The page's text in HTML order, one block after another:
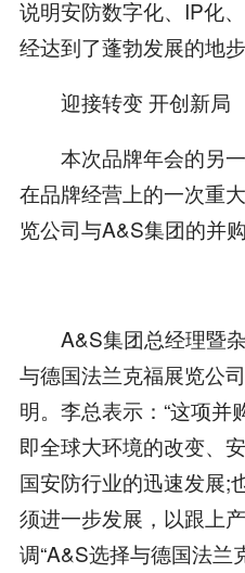
说明安防数字化、IP化
经达到了蓬勃发展的地步
迎接转变 开创新局
本次品牌年会的另一
在品牌经营上的一次重
览公司与A&S集团的并购
A&S集团总经理暨杂
与德国法兰克福展览公
明。李总表示：“这项并
即全球大环境的改变、
国安防行业的迅速发展;
须进一步发展，以跟上
调“A&S选择与德国法